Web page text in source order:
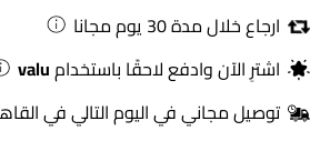
ارجاع خلال مدة 30 يوم مجانا
اشترِ الآن وادفع لاحقًا باستخدامvalu
توصيل مجاني في اليوم التالي في